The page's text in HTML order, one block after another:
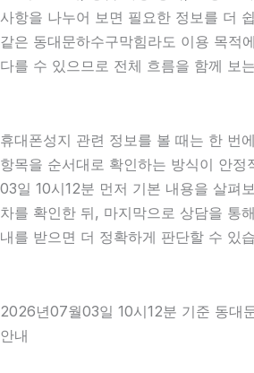
사항을 나누어 보면 필요한 정보를 더
같은 동대문하수구막힘라도 이용 목적
다를 수 있으므로 전체 흐름을 함께 보
휴대폰성지 관련 정보를 볼 때는 한 번
항목을 순서대로 확인하는 방식이 안
03일 10시12분 먼저 기본 내용을 살펴
차를 확인한 뒤, 마지막으로 상담을 통
내를 받으면 더 정확하게 판단할 수 있
2026년07월03일 10시12분 기준 동대
안내